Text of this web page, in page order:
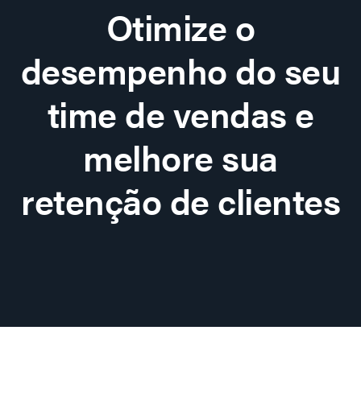
Otimize o
desempenho do seu
time de vendas e
melhore sua
retenção de clientes